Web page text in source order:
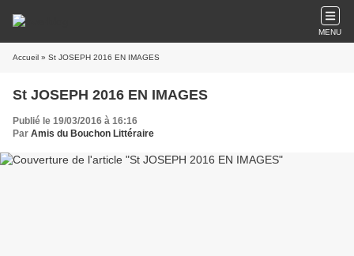
MENU
Accueil » St JOSEPH 2016 EN IMAGES
St JOSEPH 2016 EN IMAGES
Publié le 19/03/2016 à 16:16
Par Amis du Bouchon Littéraire